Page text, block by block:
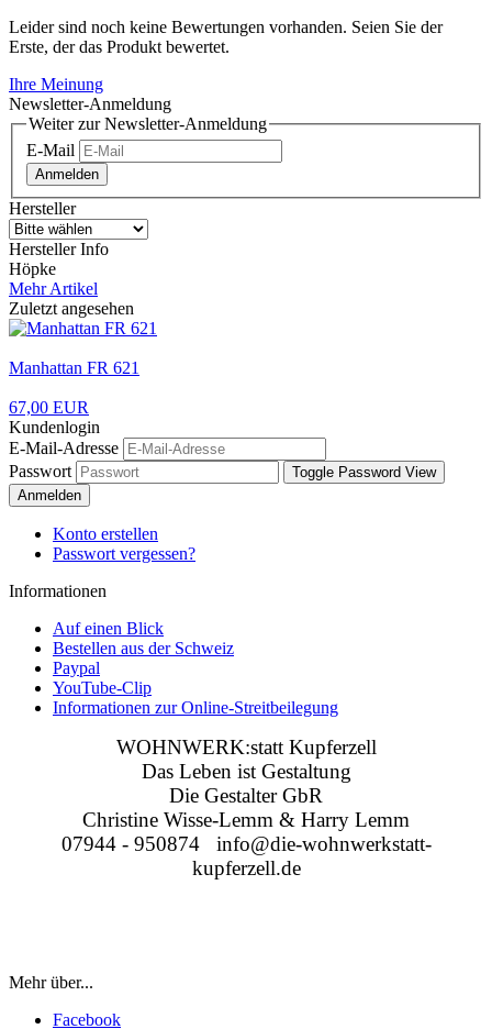
Leider sind noch keine Bewertungen vorhanden. Seien Sie der
Erste, der das Produkt bewertet.
Ihre Meinung
Newsletter-Anmeldung
Weiter zur Newsletter-Anmeldung
E-Mail
Anmelden
Hersteller
Hersteller Info
Höpke
Mehr Artikel
Zuletzt angesehen
Manhattan FR 621
67,00 EUR
Kundenlogin
E-Mail-Adresse
Passwort
Toggle Password View
Anmelden
Konto erstellen
Passwort vergessen?
Informationen
Auf einen Blick
Bestellen aus der Schweiz
Paypal
YouTube-Clip
Informationen zur Online-Streitbeilegung
WOHNWERK:statt Kupferzell
Das Leben ist Gestaltung
Die Gestalter GbR
Christine Wisse-Lemm & Harry Lemm
07944 - 950874 info@die-wohnwerkstatt-
kupferzell.de
Mehr über...
Facebook